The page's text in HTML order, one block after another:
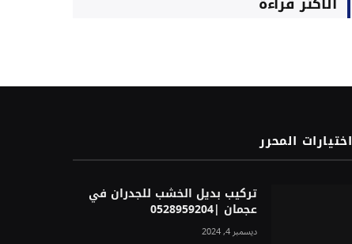
اختيارات المحرر
تركيب بديل الخشب للجدران في
عجمان |0528959204
ديسمبر 4, 2024